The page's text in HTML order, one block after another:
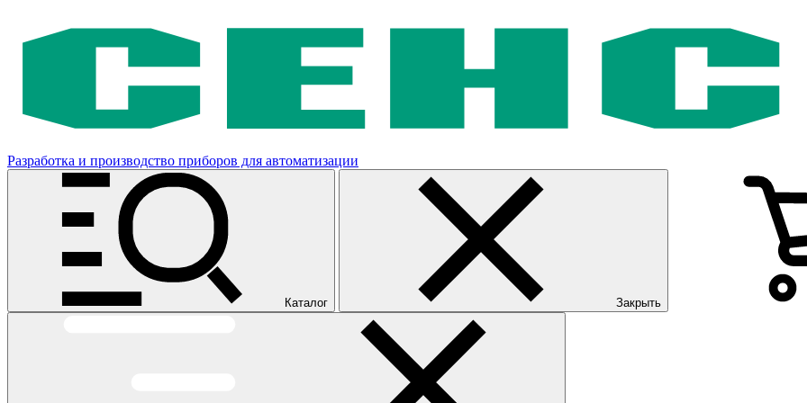
Разработка и производство приборов для автоматизации
Каталог Закрыть